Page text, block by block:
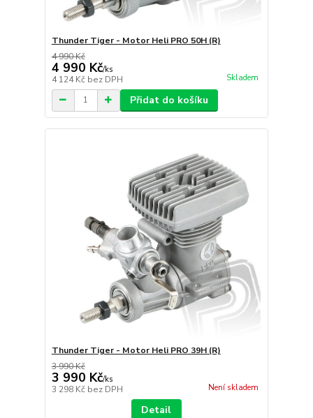
Thunder Tiger - Motor Heli PRO 50H (R)
4 990 Kč
4 990 Kč/ks
4 124 Kč bez DPH Skladem
Přidat do košíku
Thunder Tiger - Motor Heli PRO 39H (R)
3 990 Kč
3 990 Kč/ks
3 298 Kč bez DPH Není skladem
Detail